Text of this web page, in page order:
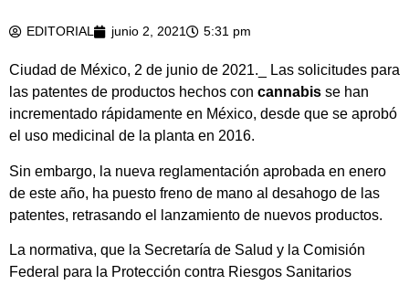
EDITORIAL junio 2, 2021 5:31 pm
Ciudad de México, 2 de junio de 2021._ Las solicitudes para
las patentes de productos hechos con cannabis se han
incrementado rápidamente en México, desde que se aprobó
el uso medicinal de la planta en 2016.
Sin embargo, la nueva reglamentación aprobada en enero
de este año, ha puesto freno de mano al desahogo de las
patentes, retrasando el lanzamiento de nuevos productos.
La normativa, que la Secretaría de Salud y la Comisión
Federal para la Protección contra Riesgos Sanitarios